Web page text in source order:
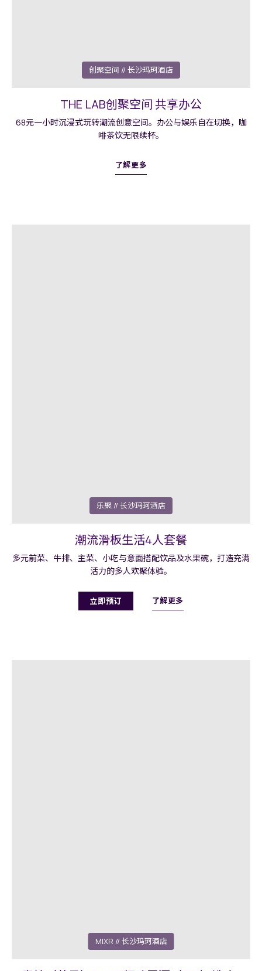
创聚空间 // 长沙玛珂酒店
THE LAB创聚空间 共享办公
68元一小时沉浸式玩转潮流创意空间。办公与娱乐自在切换，咖
啡茶饮无限续杯。
了解更多
乐聚 // 长沙玛珂酒店
潮流滑板生活4人套餐
多元前菜、牛排、主菜、小吃与意面搭配饮品及水果碗，打造充满
活力的多人欢聚体验。
立即预订 了解更多
MIXR // 长沙玛珂酒店